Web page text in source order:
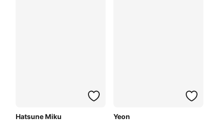
Hatsune Miku Yeon